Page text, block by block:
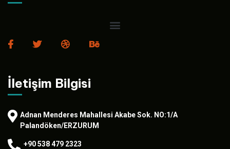
İletişim Bilgisi
Adnan Menderes Mahallesi Akabe Sok. NO:1/A
Palandöken/ERZURUM
+90 538 479 2323